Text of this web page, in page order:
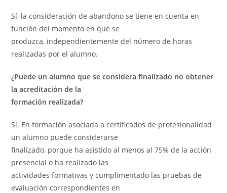
Sí, la consideración de abandono se tiene en cuenta en
función del momento en que se
produzca, independientemente del número de horas
realizadas por el alumno.
¿Puede un alumno que se considera finalizado no obtener
la acreditación de la
formación realizada?
Sí. En formación asociada a certificados de profesionalidad
un alumno puede considerarse
finalizado, porque ha asistido al menos al 75% de la acción
presencial o ha realizado las
actividades formativas y cumplimentado las pruebas de
evaluación correspondientes en